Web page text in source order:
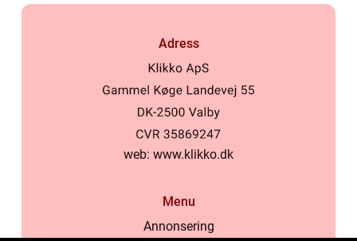
Adress
web: www.klikko.dk
Menu
Annonsering